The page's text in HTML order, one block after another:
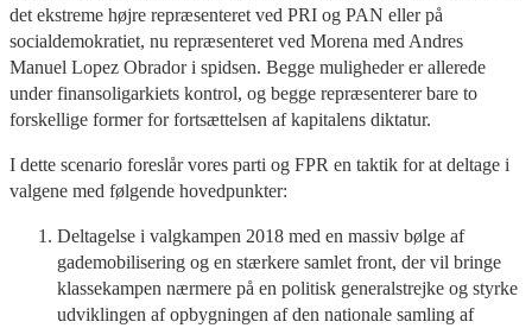
det ekstreme højre repræsenteret ved PRI og PAN eller på
socialdemokratiet, nu repræsenteret ved Morena med Andres
Manuel Lopez Obrador i spidsen. Begge muligheder er allerede
under finansoligarkiets kontrol, og begge repræsenterer bare to
forskellige former for fortsættelsen af kapitalens diktatur.
I dette scenario foreslår vores parti og FPR en taktik for at deltage i
valgene med følgende hovedpunkter:
Deltagelse i valgkampen 2018 med en massiv bølge af
gademobilisering og en stærkere samlet front, der vil bringe
klassekampen nærmere på en politisk generalstrejke og styrke
udviklingen af opbygningen af den nationale samling af